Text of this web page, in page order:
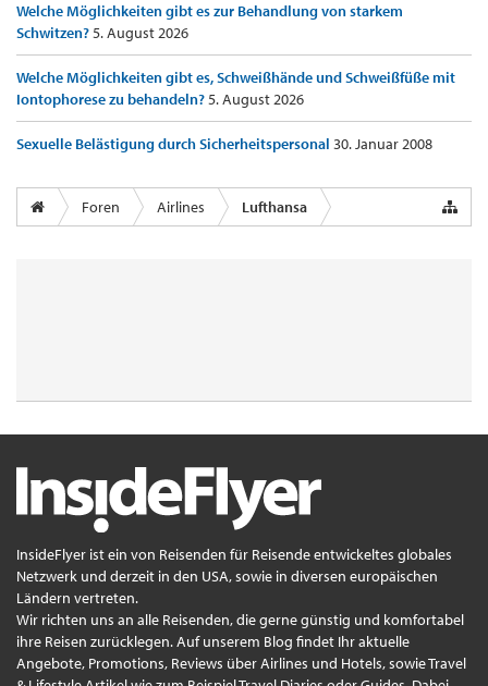
Welche Möglichkeiten gibt es zur Behandlung von starkem
Schwitzen?5. August 2026
Welche Möglichkeiten gibt es, Schweißhände und Schweißfüße mit
Iontophorese zu behandeln?5. August 2026
Sexuelle Belästigung durch Sicherheitspersonal 30. Januar 2008
Foren Airlines Lufthansa
InsideFlyer ist ein von Reisenden für Reisende entwickeltes globales
Netzwerk und derzeit in den USA, sowie in diversen europäischen
Ländern vertreten.
Wir richten uns an alle Reisenden, die gerne günstig und komfortabel
ihre Reisen zurücklegen. Auf unserem Blog findet Ihr aktuelle
Angebote, Promotions, Reviews über Airlines und Hotels, sowie Travel